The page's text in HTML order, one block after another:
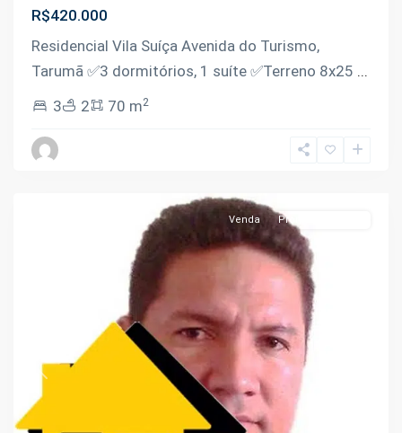
R$420.000
Residencial Vila Suíça Avenida do Turismo,
Tarumã ✅️3 dormitórios, 1 suíte ✅️Terreno 8x25 ...
3
2 70 m2
Tarumã
Previous
Venda Pronto Pra Morar